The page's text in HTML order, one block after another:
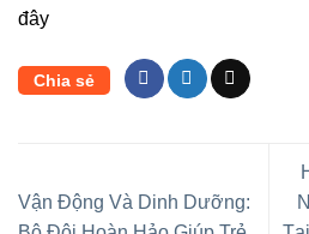
đây
Chia sẻ
Vận Động Và Dinh Dưỡng: